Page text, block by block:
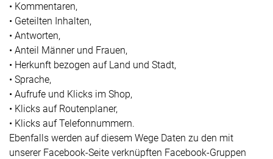
• Kommentaren,
• Geteilten Inhalten,
• Antworten,
• Anteil Männer und Frauen,
• Herkunft bezogen auf Land und Stadt,
• Sprache,
• Aufrufe und Klicks im Shop,
• Klicks auf Routenplaner,
• Klicks auf Telefonnummern.
Ebenfalls werden auf diesem Wege Daten zu den mit
unserer Facebook-Seite verknüpften Facebook-Gruppen